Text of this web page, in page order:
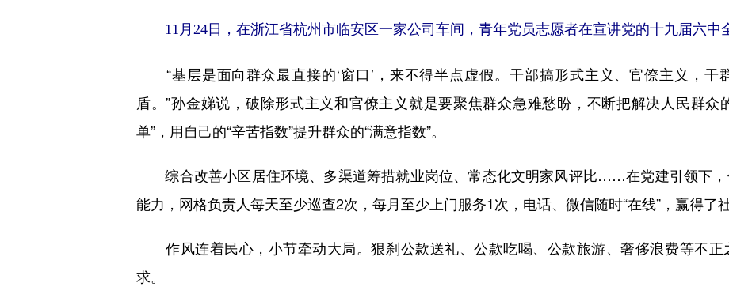
11月24日，在浙江省杭州市临安区一家公司车间，青年党员志愿者在宣讲党的十九届六
“基层是面向群众最直接的‘窗口’，来不得半点虚假。干部搞形式主义、官僚主义，干
盾。”孙金娣说，破除形式主义和官僚主义就是要聚焦群众急难愁盼，不断把解决人民群众
单”，用自己的“辛苦指数”提升群众的“满意指数”。
综合改善小区居住环境、多渠道筹措就业岗位、常态化文明家风评比……在党建引领下，
能力，网格负责人每天至少巡查2次，每月至少上门服务1次，电话、微信随时“在线”，赢得了
作风连着民心，小节牵动大局。狠刹公款送礼、公款吃喝、公款旅游、奢侈浪费等不正
求。